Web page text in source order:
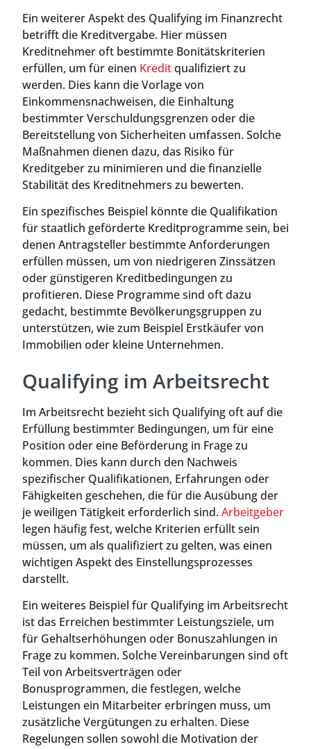
Ein weiterer Aspekt des Qualifying im Finanzrecht
betrifft die Kreditvergabe. Hier müssen
Kreditnehmer oft bestimmte Bonitätskriterien
erfüllen, um für einen Kreditqualifiziert zu
werden. Dies kann die Vorlage von
Einkommensnachweisen, die Einhaltung
bestimmter Verschuldungsgrenzen oder die
Bereitstellung von Sicherheiten umfassen. Solche
Maßnahmen dienen dazu, das Risiko für
Kreditgeber zu minimieren und die finanzielle
Stabilität des Kreditnehmers zu bewerten.
Ein spezifisches Beispiel könnte die Qualifikation
für staatlich geförderte Kreditprogramme sein, bei
denen Antragsteller bestimmte Anforderungen
erfüllen müssen, um von niedrigeren Zinssätzen
oder günstigeren Kreditbedingungen zu
profitieren. Diese Programme sind oft dazu
gedacht, bestimmte Bevölkerungsgruppen zu
unterstützen, wie zum Beispiel Erstkäufer von
Immobilien oder kleine Unternehmen.
Qualifying im Arbeitsrecht
Im Arbeitsrecht bezieht sich Qualifying oft auf die
Erfüllung bestimmter Bedingungen, um für eine
Position oder eine Beförderung in Frage zu
kommen. Dies kann durch den Nachweis
spezifischer Qualifikationen, Erfahrungen oder
Fähigkeiten geschehen, die für die Ausübung der
je weiligen Tätigkeit erforderlich sind. Arbeitgeber
legen häufig fest, welche Kriterien erfüllt sein
müssen, um als qualifiziert zu gelten, was einen
wichtigen Aspekt des Einstellungsprozesses
darstellt.
Ein weiteres Beispiel für Qualifying im Arbeitsrecht
ist das Erreichen bestimmter Leistungsziele, um
für Gehaltserhöhungen oder Bonuszahlungen in
Frage zu kommen. Solche Vereinbarungen sind oft
Teil von Arbeitsverträgen oder
Bonusprogrammen, die festlegen, welche
Leistungen ein Mitarbeiter erbringen muss, um
zusätzliche Vergütungen zu erhalten. Diese
Regelungen sollen sowohl die Motivation der